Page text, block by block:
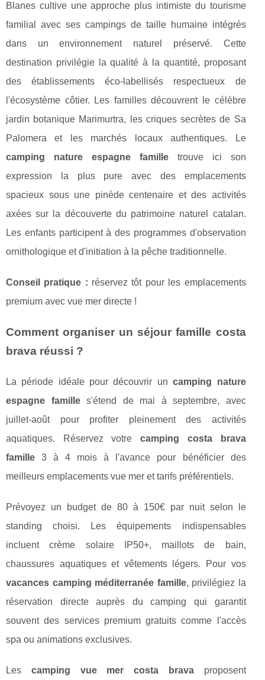
Blanes cultive une approche plus intimiste du tourisme
familial avec ses campings de taille humaine intégrés
dans un environnement naturel préservé. Cette
destination privilégie la qualité à la quantité, proposant
des établissements éco-labellisés respectueux de
l'écosystème côtier. Les familles découvrent le célèbre
jardin botanique Marimurtra, les criques secrètes de Sa
Palomera et les marchés locaux authentiques. Le
camping nature espagne familletrouve ici son
expression la plus pure avec des emplacements
spacieux sous une pinède centenaire et des activités
axées sur la découverte du patrimoine naturel catalan.
Les enfants participent à des programmes d'observation
ornithologique et d'initiation à la pêche traditionnelle.
Conseil pratique : réservez tôt pour les emplacements
premium avec vue mer directe !
Comment organiser un séjour famille costa
brava réussi ?
La période idéale pour découvrir uncamping nature
espagne familles'étend de mai à septembre, avec
juillet-août pour profiter pleinement des activités
aquatiques. Réservez votrecamping costa brava
famille 3 à 4 mois à l'avance pour bénéficier des
meilleurs emplacements vue mer et tarifs préférentiels.
Prévoyez un budget de 80 à 150€ par nuit selon le
standing choisi. Les équipements indispensables
incluent crème solaire IP50+, maillots de bain,
chaussures aquatiques et vêtements légers. Pour vos
vacances camping méditerranée famille, privilégiez la
réservation directe auprès du camping qui garantit
souvent des services premium gratuits comme l'accès
spa ou animations exclusives.
Les camping vue mer costa bravaproposent